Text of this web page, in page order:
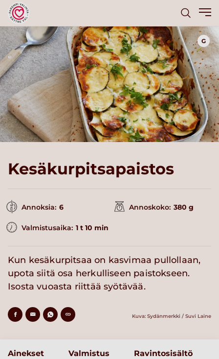
G
Kesäkurpitsapaistos
Annoksia: 6 Annoskoko: 380 g
Valmistusaika: 1 t 10 min
Kun kesäkurpitsaa on kasvimaa pullollaan,
upota siitä osa herkulliseen paistokseen.
Isosta vuoasta riittää syötävää.
Kuva: Sydänmerkki / Suvi Laine
Ainekset Valmistus Ravintosisältö